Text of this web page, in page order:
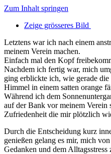
Zum Inhalt springen
Zeige grösseres Bild
Letztens war ich nach einem
meinem Verein machen.
Einfach mal den Kopf
Nachdem ich fertig war, mich
ging erblickte ich, wie gerade
Himmel in einem satten orange
Während ich dem
auf der Bank vor meinem Verein
Zufriedenheit die mir plötzlich
Durch die Entscheidung kurz
genießen gelang es mir, mich
Gedanken und dem Alltagsstress